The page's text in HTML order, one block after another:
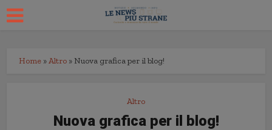
Home »Altro » Nuova grafica per il blog!
Altro
Nuova grafica per il blog!